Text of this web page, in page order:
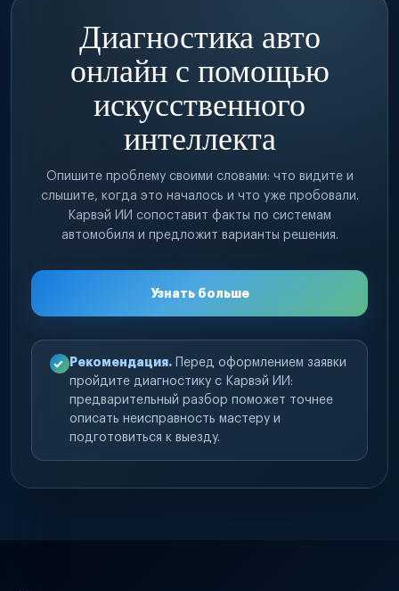
Диагностика авто
онлайн с помощью
искусственного
интеллекта
Опишите проблему своими словами: что видите и
слышите, когда это началось и что уже пробовали.
Карвэй ИИ сопоставит факты по системам
автомобиля и предложит варианты решения.
Узнать больше
Рекомендация. Перед оформлением заявки
пройдите диагностику с Карвэй ИИ:
предварительный разбор поможет точнее
описать неисправность мастеру и
подготовиться к выезду.